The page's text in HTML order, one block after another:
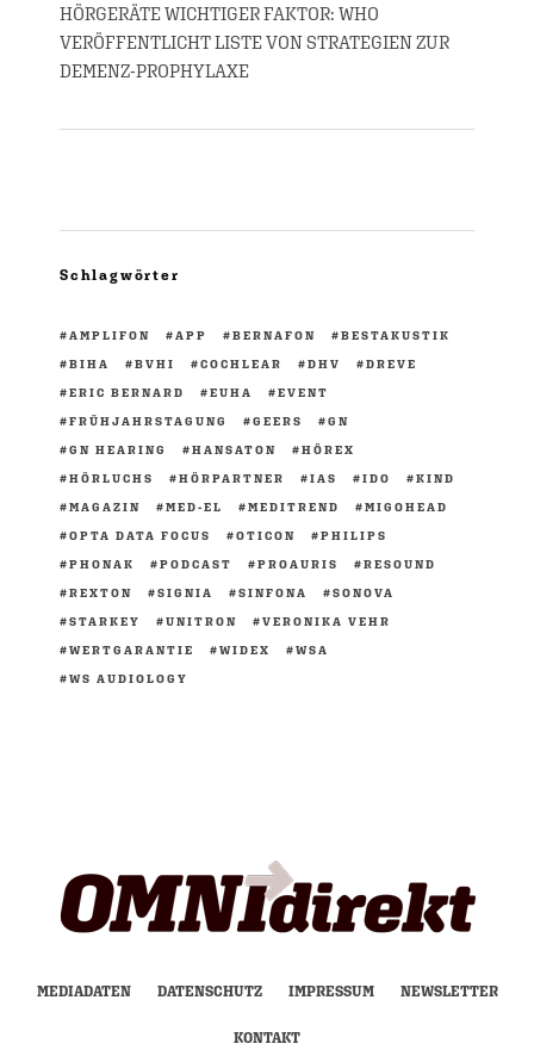
HÖRGERÄTE WICHTIGER FAKTOR: WHO
VERÖFFENTLICHT LISTE VON STRATEGIEN ZUR
DEMENZ-PROPHYLAXE
Schlagwörter
AMPLIFON APP BERNAFON
BESTAKUSTIK
BIHA
BVHI COCHLEAR DHV
DREVE
ERIC BERNARD
EUHA
EVENT
FRÜHJAHRSTAGUNG
GEERS
GN
GN HEARING
HANSATON
HÖREX
HÖRLUCHS
HÖRPARTNER IAS IDO
KIND
MAGAZIN
MED-EL MEDITREND
MIGOHEAD
OPTA DATA FOCUS
OTICON
PHILIPS
PHONAK
PODCAST PROAURIS
RESOUND
REXTON
SIGNIA SINFONA
SONOVA
STARKEY
UNITRON
VERONIKA VEHR
WERTGARANTIE
WIDEX
WSA
WS AUDIOLOGY
MEDIADATEN DATENSCHUTZ IMPRESSUM NEWSLETTER
KONTAKT